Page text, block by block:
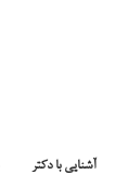
آشنایی با دکتر